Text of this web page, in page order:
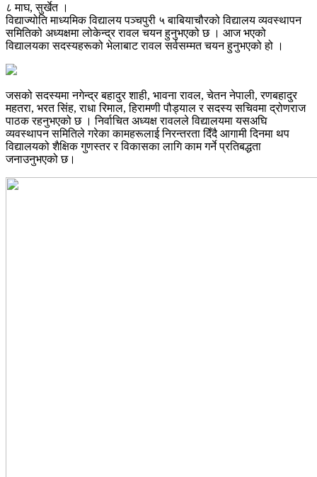
८ माघ, सुर्खेत ।
विद्याज्योति माध्यमिक विद्यालय पञ्चपुरी ५ बाबियाचौरको विद्यालय व्यवस्थापन
समितिको अध्यक्षमा लोकेन्द्र रावल चयन हुनुभएको छ । आज भएको
विद्यालयका सदस्यहरूको भेलाबाट रावल सर्वसम्मत चयन हुनुभएको हो ।
जसको सदस्यमा नगेन्द्र बहादुर शाही, भावना रावल, चेतन नेपाली, रणबहादुर
महतरा, भरत सिंह, राधा रिमाल, हिरामणी पौड्याल र सदस्य सचिवमा द्रोणराज
पाठक रहनुभएको छ । निर्वाचित अध्यक्ष रावलले विद्यालयमा यसअघि
व्यवस्थापन समितिले गरेका कामहरूलाई निरन्तरता दिँदै आगामी दिनमा थप
विद्यालयको शैक्षिक गुणस्तर र विकासका लागि काम गर्ने प्रतिबद्धता
जनाउनुभएको छ।